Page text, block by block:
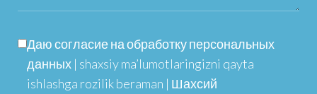
Даю согласие на обработку персональных
данных | shaxsiy ma’lumotlaringizni qayta
ishlashga rozilik beraman | Шахсий